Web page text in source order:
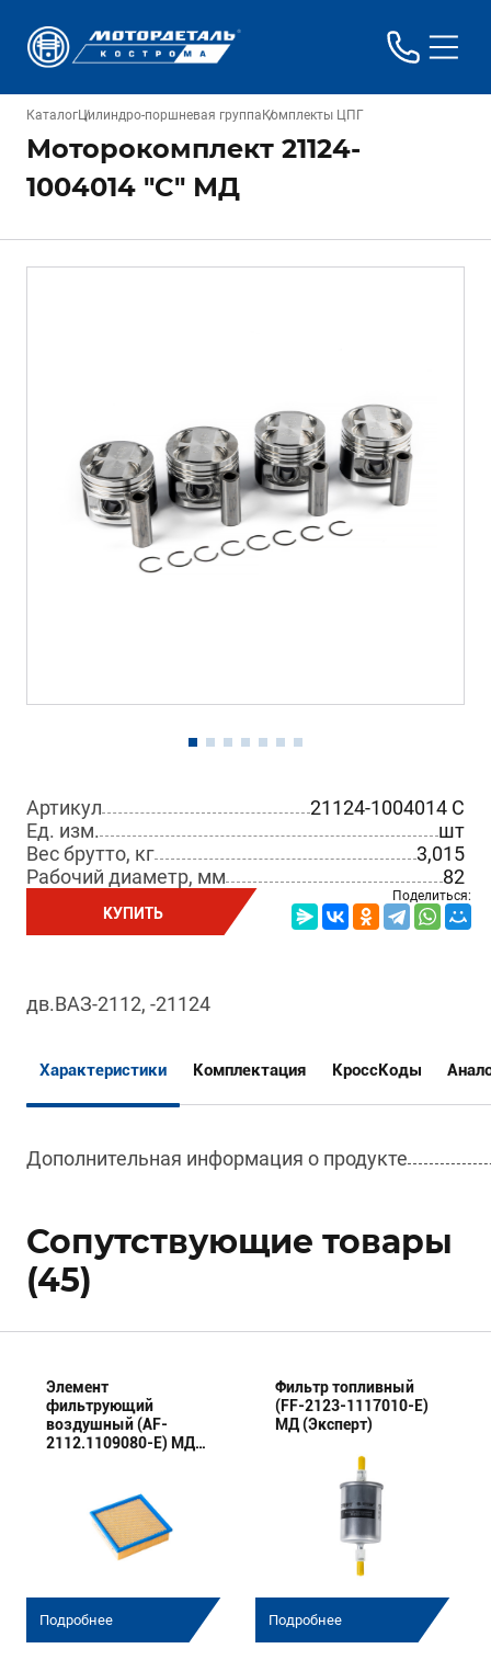
КаталогЦилиндро-поршневая группа Комплекты ЦПГ
Моторокомплект 21124-
1004014 "C" МД
Артикул
21124-1004014 C
Ед. изм.
шт
Вес брутто, кг
3,015
Рабочий диаметр, мм
82
КУПИТЬ
Поделиться:
дв.ВАЗ-2112, -21124
Характеристики Комплектация КроссКоды
Дополнительная информация о продукте
Сопутствующие товары
(45)
Элемент
фильтрующий
воздушный (AF-
2112.1109080-E) МД
Подробнее
Фильтр топливный
(FF-2123-1117010-E)
МД (Эксперт)
Подробнее